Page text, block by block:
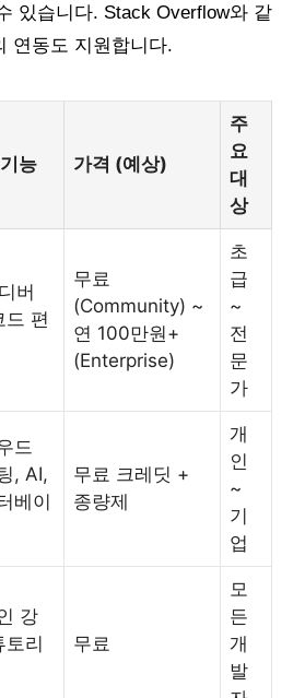
있습니다. Stack Overflow와 같
연동도 지원합니다.
능 가격 (예상)
주
요
대
상
버
드 편
무료
(Community) ~
연 100만원+
(Enterprise)
초
급
~
전
문
가
드
, AI,
베이
무료 크레딧 +
종량제
개
인
~
기
업
강
토리
무료
모
든
개
발